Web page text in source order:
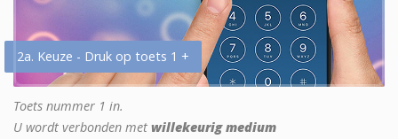
2a. Keuze - Druk op toets 1 +
Toets nummer 1 in.
U wordt verbonden met willekeurig medium